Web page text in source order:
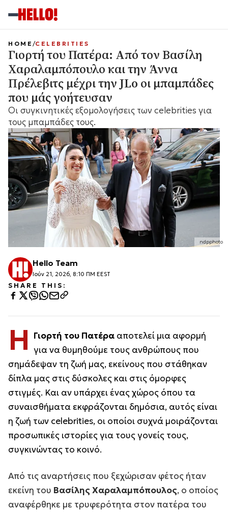
ndpphoto
HOME CELEBRITIES
Γιορτή του Πατέρα: Από τον Βασίλη
Χαραλαμπόπουλο και την Άννα
Πρέλεβιτς μέχρι την JLo οι μπαμπάδες
που μάς γοήτευσαν
Οι συγκινητικές εξομολογήσεις των celebrities για
τους μπαμπάδες τους.
Hello Team
Ιούν 21, 2026, 8:10 ΠΜ EEST
SHARE THIS:
Η Γιορτή του Πατέρα αποτελεί μια αφορμή
για να θυμηθούμε τους ανθρώπους που
σημάδεψαν τη ζωή μας, εκείνους που στάθηκαν
δίπλα μας στις δύσκολες και στις όμορφες
στιγμές. Και αν υπάρχει ένας χώρος όπου τα
συναισθήματα εκφράζονται δημόσια, αυτός είναι
η ζωή των celebrities, οι οποίοι συχνά μοιράζονται
προσωπικές ιστορίες για τους γονείς τους,
συγκινώντας το κοινό.
Από τις αναρτήσεις που ξεχώρισαν φέτος ήταν
εκείνη του Βασίλης Χαραλαμπόπουλος, ο οποίος
αναφέρθηκε με τρυφερότητα στον πατέρα του